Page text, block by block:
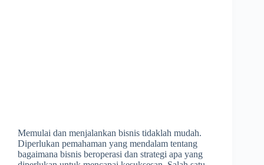
Memulai dan menjalankan bisnis tidaklah mudah.
Diperlukan pemahaman yang mendalam tentang
bagaimana bisnis beroperasi dan strategi apa yang